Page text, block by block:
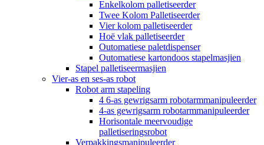
Enkelkolom palletiseerder
Twee Kolom Palletiseerder
Vier kolom palletiseerder
Hoë vlak palletiseerder
Outomatiese paletdispenser
Outomatiese kartondoos stapelmasjien
Stapel palletiseermasjien
Vier-as en ses-as robot
Robot arm stapeling
4 6-as gewrigsarm robotarmmanipuleerder
4-as gewrigsarm robotarmmanipuleerder
Horisontale meervoudige
palletiseringsrobot
Verpakkingsmanipuleerder